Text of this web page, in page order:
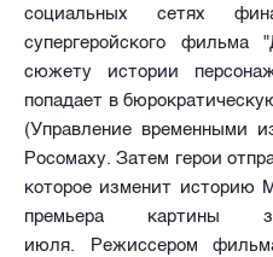
социальных сетях
супергеройского
сюжету истории
попадает в
(Управление временными
Росомаху. Затем герои
которое изменит историю
премьера картины
июля. Режиссером